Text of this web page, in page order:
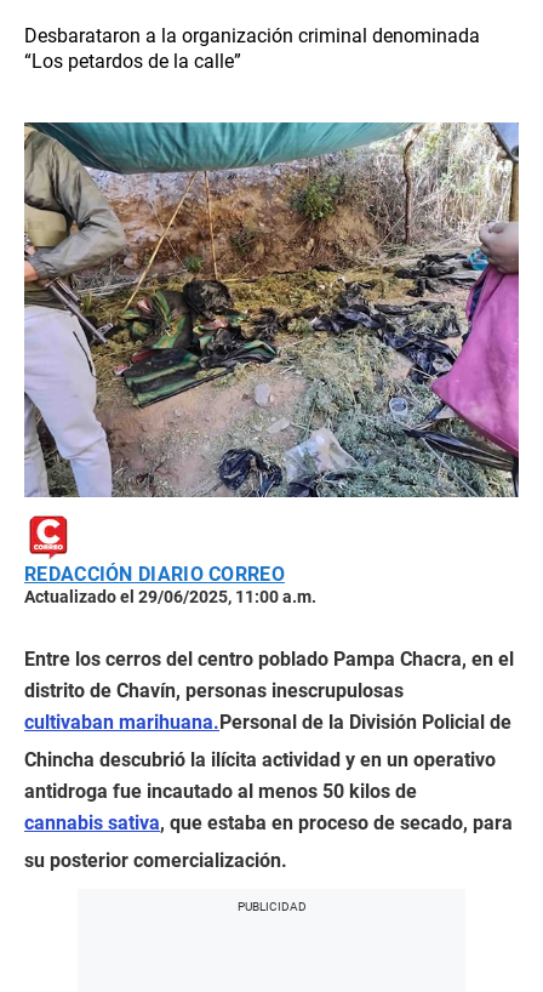
Desbarataron a la organización criminal denominada
“Los petardos de la calle”
REDACCIÓN DIARIO CORREO
Actualizado el 29/06/2025, 11:00 a.m.
Entre los cerros del centro poblado Pampa Chacra, en el
distrito de Chavín, personas inescrupulosas
cultivaban marihuana. Personal de la División Policial de
Chincha descubrió la ilícita actividad y en un operativo
antidroga fue incautado al menos 50 kilos de
cannabis sativa, que estaba en proceso de secado, para
su posterior comercialización.